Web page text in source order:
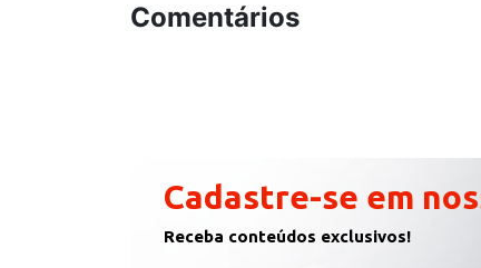
Comentários
Cadastre-se em
Receba conteúdos exclusivos!